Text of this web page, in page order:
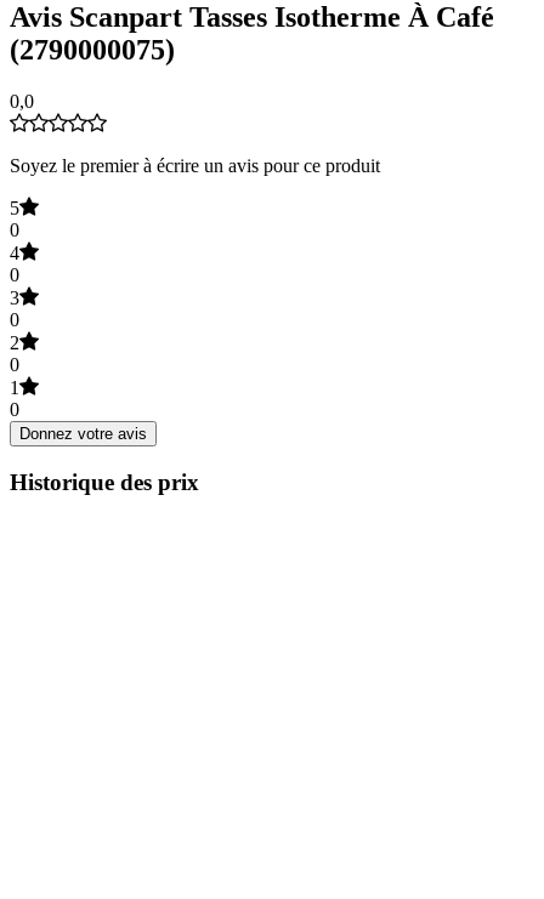
Avis Scanpart Tasses Isotherme À Café
(2790000075)
0,0
Soyez le premier à écrire un avis pour ce produit
5
0
4
0
3
0
2
0
1
0
Donnez votre avis
Historique des prix